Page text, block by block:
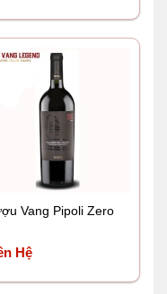
Vang Pipoli Zero
Hệ